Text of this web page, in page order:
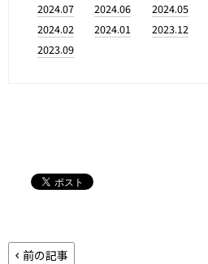
2024.07
2024.06 2024.05
2024.02
2024.01 2023.12
2023.09
前の記事